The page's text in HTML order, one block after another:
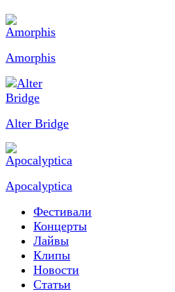
Amorphis
Alter Bridge
Apocalyptica
Фестивали
Концерты
Лайвы
Клипы
Новости
Статьи